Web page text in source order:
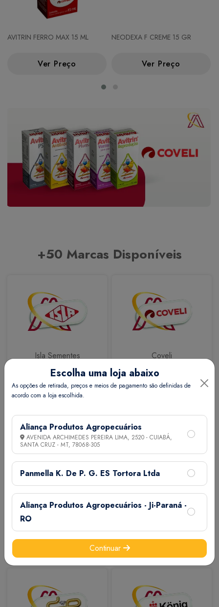
AVITRIN FERRO MAX 15 ML
Ver Preço
NEODEXA F CREME 15 GR
Ver Preço
+50 Marcas Disponíveis
Isla Sementes Coveli
Calbos M7
Escolha uma loja abaixo
As opções de retirada, preços e meios de pagamento são definidas de
acordo com a loja escolhida.
Aliança Produtos Agropecuários
AVENIDA ARCHIMEDES PEREIRA LIMA, 2520 - CUIABÁ,
SANTA CRUZ - MT, 78068-305
Panmella K. De P. G. ES Tortora Ltda
Aliança Produtos Agropecuários - Ji-Paraná -
RO
Continuar